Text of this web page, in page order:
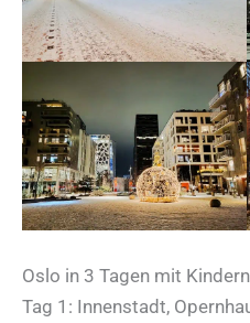
Oslo in 3 Tagen mit
Tag 1: Innenstadt,